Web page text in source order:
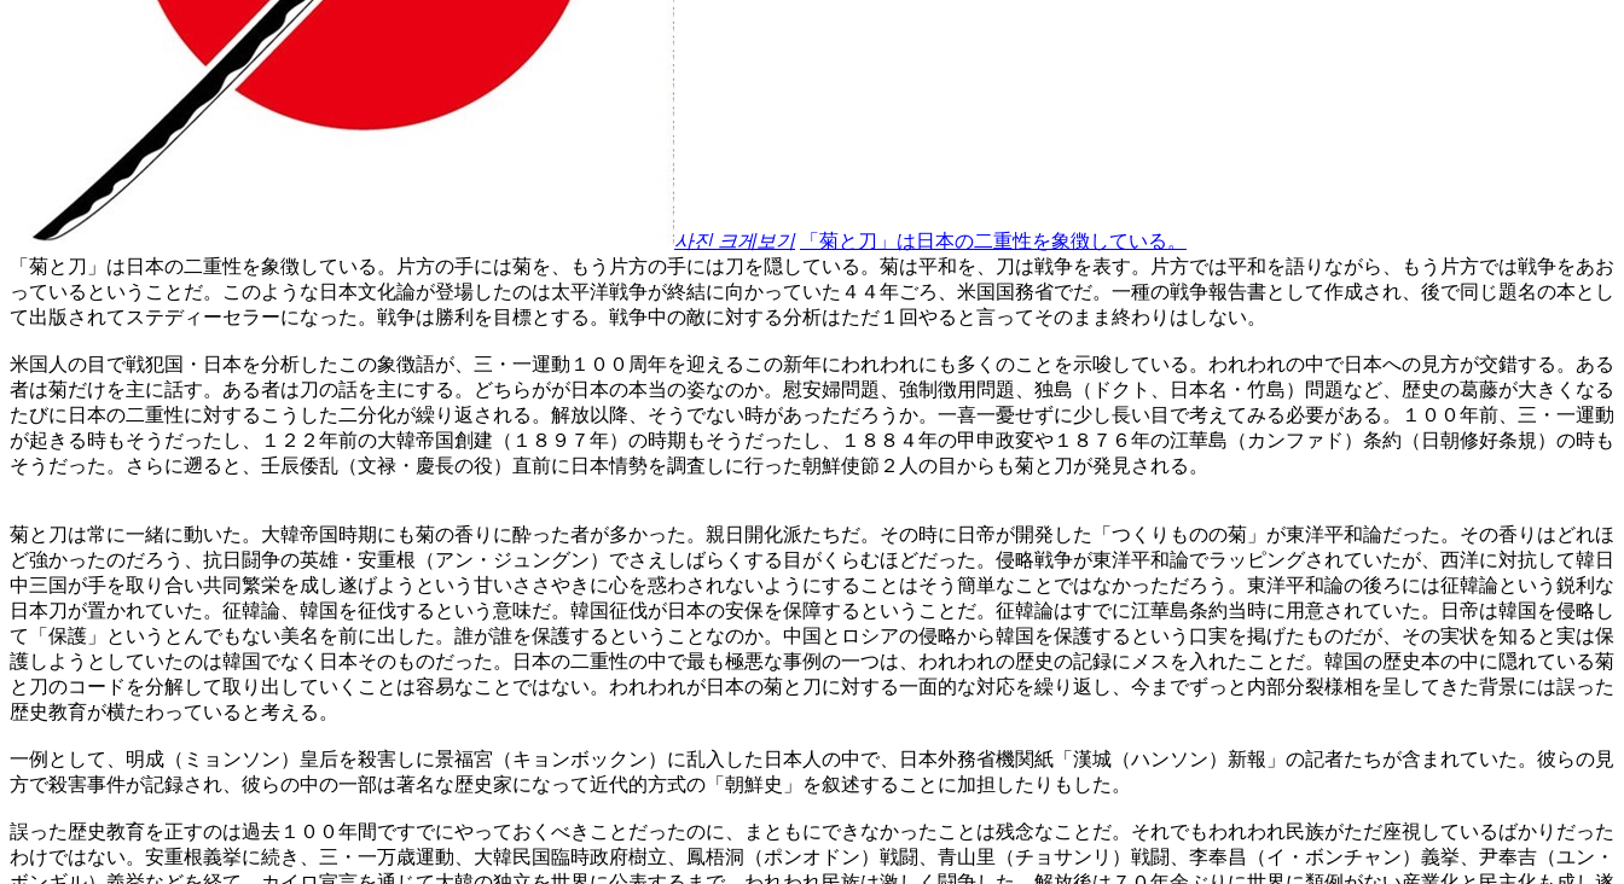
사진 크게보기
「菊と刀」は日本の二重性を象徴している。
「菊と刀」は日本の二重性を象徴している。片方の手には菊を、もう片方の手には刀を隠している。菊は平和を、刀は戦争を表す。片方では平和を語りながら、もう片方では戦争をあお
っているということだ。このような日本文化論が登場したのは太平洋戦争が終結に向かっていた４４年ごろ、米国国務省でだ。一種の戦争報告書として作成され、後で同じ題名の本とし
て出版されてステディーセラーになった。戦争は勝利を目標とする。戦争中の敵に対する分析はただ１回やると言ってそのまま終わりはしない。
米国人の目で戦犯国・日本を分析したこの象徴語が、三・一運動１００周年を迎えるこの新年にわれわれにも多くのことを示唆している。われわれの中で日本への見方が交錯する。ある
者は菊だけを主に話す。ある者は刀の話を主にする。どちらがが日本の本当の姿なのか。慰安婦問題、強制徴用問題、独島（ドクト、日本名・竹島）問題など、歴史の葛藤が大きくなる
たびに日本の二重性に対するこうした二分化が繰り返される。解放以降、そうでない時があっただろうか。一喜一憂せずに少し長い目で考えてみる必要がある。１００年前、三・一運動
が起きる時もそうだったし、１２２年前の大韓帝国創建（１８９７年）の時期もそうだったし、１８８４年の甲申政変や１８７６年の江華島（カンファド）条約（日朝修好条規）の時も
そうだった。さらに遡ると、壬辰倭乱（文禄・慶長の役）直前に日本情勢を調査しに行った朝鮮使節２人の目からも菊と刀が発見される。
菊と刀は常に一緒に動いた。大韓帝国時期にも菊の香りに酔った者が多かった。親日開化派たちだ。その時に日帝が開発した「つくりものの菊」が東洋平和論だった。その香りはどれほ
ど強かったのだろう、抗日闘争の英雄・安重根（アン・ジュングン）でさえしばらくする目がくらむほどだった。侵略戦争が東洋平和論でラッピングされていたが、西洋に対抗して韓日
中三国が手を取り合い共同繁栄を成し遂げようという甘いささやきに心を惑わされないようにすることはそう簡単なことではなかっただろう。東洋平和論の後ろには征韓論という鋭利な
日本刀が置かれていた。征韓論、韓国を征伐するという意味だ。韓国征伐が日本の安保を保障するということだ。征韓論はすでに江華島条約当時に用意されていた。日帝は韓国を侵略し
て「保護」というとんでもない美名を前に出した。誰が誰を保護するということなのか。中国とロシアの侵略から韓国を保護するという口実を掲げたものだが、その実状を知ると実は保
護しようとしていたのは韓国でなく日本そのものだった。日本の二重性の中で最も極悪な事例の一つは、われわれの歴史の記録にメスを入れたことだ。韓国の歴史本の中に隠れている菊
と刀のコードを分解して取り出していくことは容易なことではない。われわれが日本の菊と刀に対する一面的な対応を繰り返し、今までずっと内部分裂様相を呈してきた背景には誤った
歴史教育が横たわっていると考える。
一例として、明成（ミョンソン）皇后を殺害しに景福宮（キョンボックン）に乱入した日本人の中で、日本外務省機関紙「漢城（ハンソン）新報」の記者たちが含まれていた。彼らの見
方で殺害事件が記録され、彼らの中の一部は著名な歴史家になって近代的方式の「朝鮮史」を叙述することに加担したりもした。
誤った歴史教育を正すのは過去１００年間ですでにやっておくべきことだったのに、まともにできなかったことは残念なことだ。それでもわれわれ民族がただ座視しているばかりだった
わけではない。安重根義挙に続き、三・一万歳運動、大韓民国臨時政府樹立、鳳梧洞（ポンオドン）戦闘、青山里（チョサンリ）戦闘、李奉昌（イ・ボンチャン）義挙、尹奉吉（ユン・